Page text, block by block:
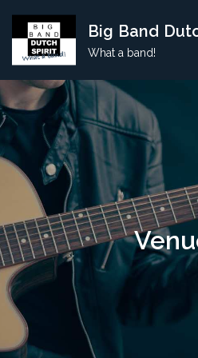
content
Big Band
What a band!